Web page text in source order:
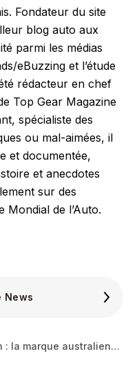
Fondateur du site
blog auto aux
parmi les médias
eBuzzing et l’étude
rédacteur en chef
Top Gear Magazine
spécialiste des
ou mal-aimées, il
et documentée,
et anecdotes
sur des
Mondial de l’Auto.
News
Holden : la marque australienne ne sera plus qu'un badge